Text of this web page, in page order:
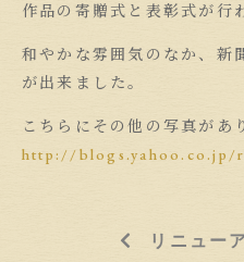
作品の寄贈式と表彰式が行
和やかな雰囲気のなか、新
が出来ました。
こちらにその他の写真があ
http://blogs.yahoo.co.jp/
リニュー